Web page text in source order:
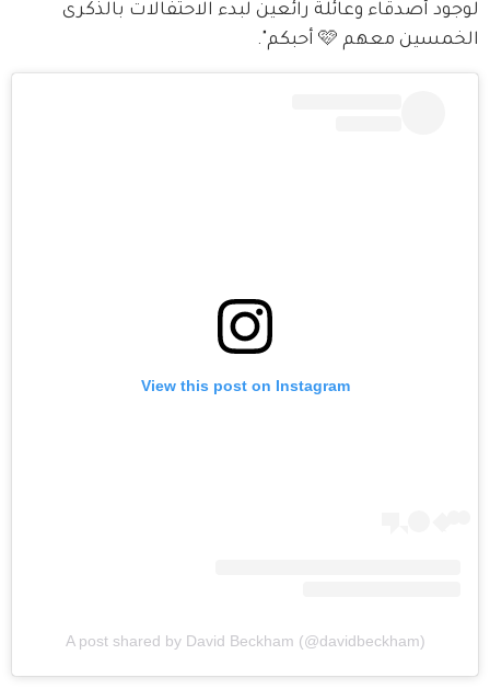
لوجود أصدقاء وعائلة رائعين لبدء الاحتفالات بالذكرى
الخمسين معهم 🩷 أحبكم".
View this post on Instagram
A post shared by David Beckham (@davidbeckham)